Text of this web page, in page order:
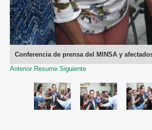
Conferencia de prensa del MINSA y
Anterior Resume Siguiente